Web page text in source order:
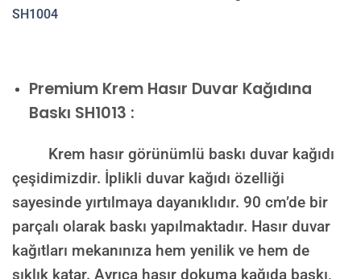
Premium Krem Hasır Duvar Kağıdına
Baskı SH1013 :
Krem hasır görünümlü baskı duvar kağıdı
çeşidimizdir. İplikli duvar kağıdı özelliği
sayesinde yırtılmaya dayanıklıdır. 90 cm’de bir
parçalı olarak baskı yapılmaktadır. Hasır duvar
kağıtları mekanınıza hem yenilik ve hem de
şıklık katar. Ayrıca hasır dokuma kağıda baskı,